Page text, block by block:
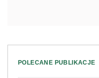
POLECANE PUBLIKACJE